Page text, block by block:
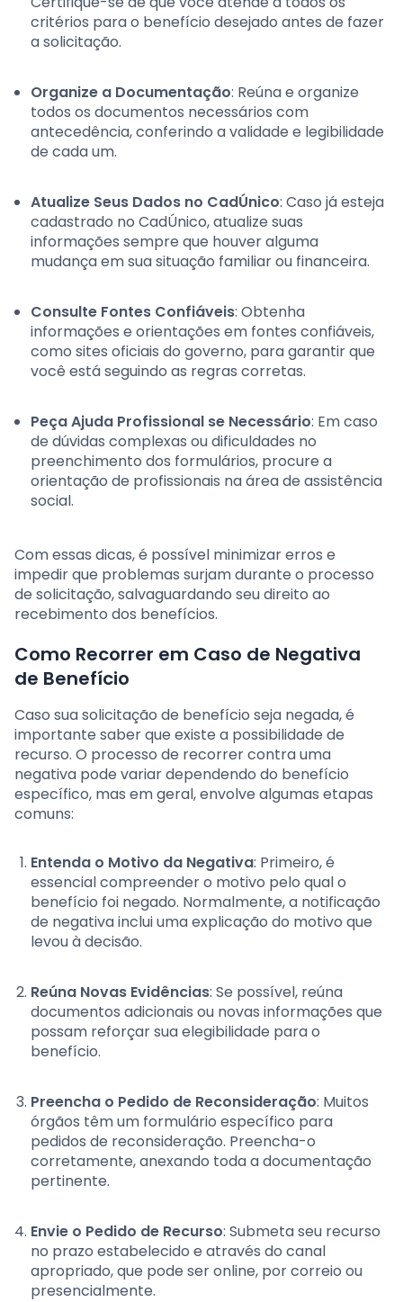
critérios para o benefício desejado antes de fazer
a solicitação.
Organize a Documentação: Reúna e organize
todos os documentos necessários com
antecedência, conferindo a validade e legibilidade
de cada um.
Atualize Seus Dados no CadÚnico: Caso já esteja
cadastrado no CadÚnico, atualize suas
informações sempre que houver alguma
mudança em sua situação familiar ou financeira.
Consulte Fontes Confiáveis: Obtenha
informações e orientações em fontes confiáveis,
como sites oficiais do governo, para garantir que
você está seguindo as regras corretas.
Peça Ajuda Profissional se Necessário: Em caso
de dúvidas complexas ou dificuldades no
preenchimento dos formulários, procure a
orientação de profissionais na área de assistência
social.
Com essas dicas, é possível minimizar erros e
impedir que problemas surjam durante o processo
de solicitação, salvaguardando seu direito ao
recebimento dos benefícios.
Como Recorrer em Caso de Negativa
de Benefício
Caso sua solicitação de benefício seja negada, é
importante saber que existe a possibilidade de
recurso. O processo de recorrer contra uma
negativa pode variar dependendo do benefício
específico, mas em geral, envolve algumas etapas
comuns:
Entenda o Motivo da Negativa: Primeiro, é
essencial compreender o motivo pelo qual o
benefício foi negado. Normalmente, a notificação
de negativa inclui uma explicação do motivo que
levou à decisão.
Reúna Novas Evidências: Se possível, reúna
documentos adicionais ou novas informações que
possam reforçar sua elegibilidade para o
benefício.
Preencha o Pedido de Reconsideração: Muitos
órgãos têm um formulário específico para
pedidos de reconsideração. Preencha-o
corretamente, anexando toda a documentação
pertinente.
Envie o Pedido de Recurso: Submeta seu recurso
no prazo estabelecido e através do canal
apropriado, que pode ser online, por correio ou
presencialmente.